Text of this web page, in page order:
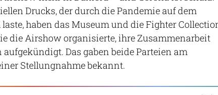
Drucks, der durch die Pandemie auf dem
haben das Museum und die Fighter
die Airshow organisierte, ihre Zusammenarbeit
Das gaben beide Parteien am
Stellungnahme bekannt.